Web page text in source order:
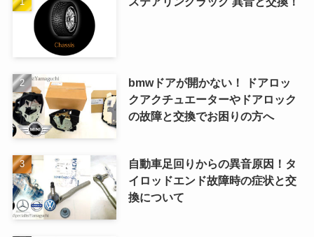
bmwドアが開かない！ ドアロッ
クアクチュエーターやドアロック
の故障と交換でお困りの方へ
自動車足回りからの異音原因！タ
イロッドエンド故障時の症状と交
換について